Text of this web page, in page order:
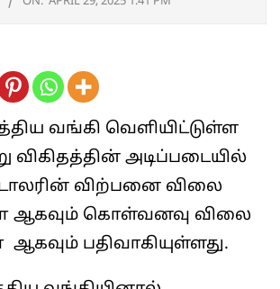
வங்கி வெளியிட்டுள்ள
விகிதத்தின் அடிப்படையில்
விற்பனை விலை
ஆகவும் கொள்வனவு விலை
ஆகவும் பதிவாகியுள்ளது.